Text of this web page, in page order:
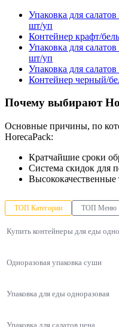
Упаковка для
шт/уп
Контейнер крафт/
Упаковка для
шт/уп
Упаковка для
Контейнер черный/
Почему выбирают
Основные причины, по
HorecaPack:
Кратчайшие сроки
Система скидок для
Высококачественные
ТОП Категории ТОП Меню
Купить контейнеры для еды
Одноразовая упаковка суши
Упаковка для еды одноразовая
Упаковка для салатов цена